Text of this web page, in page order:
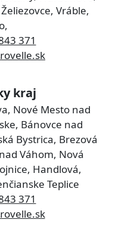
Vráble,
371
kraj
Nové Mesto nad
Bánovce nad
Bystrica, Brezová
Váhom, Nová
Handlová,
Teplice
371